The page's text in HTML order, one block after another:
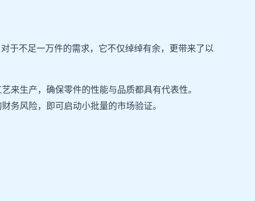
于不足一万件的需求，它不仅绰绰有余，更带来了以
来生产，确保零件的性能与品质都具有代表性。
务风险，即可启动小批量的市场验证。